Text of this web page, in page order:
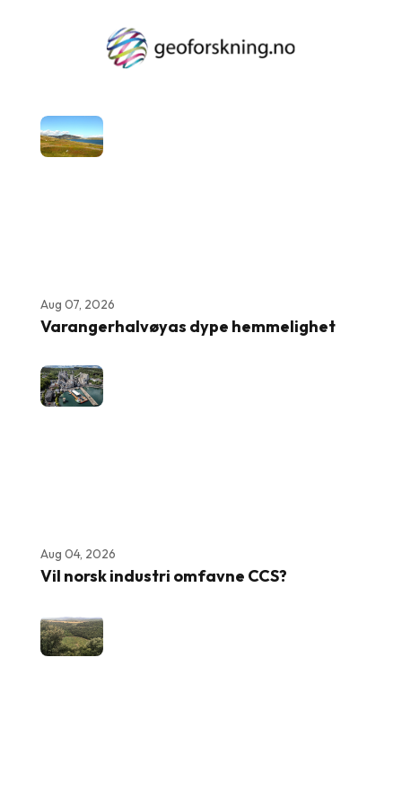
Aug 07, 2026
Varangerhalvøyas dype hemmelighet
Aug 04, 2026
Vil norsk industri omfavne CCS?